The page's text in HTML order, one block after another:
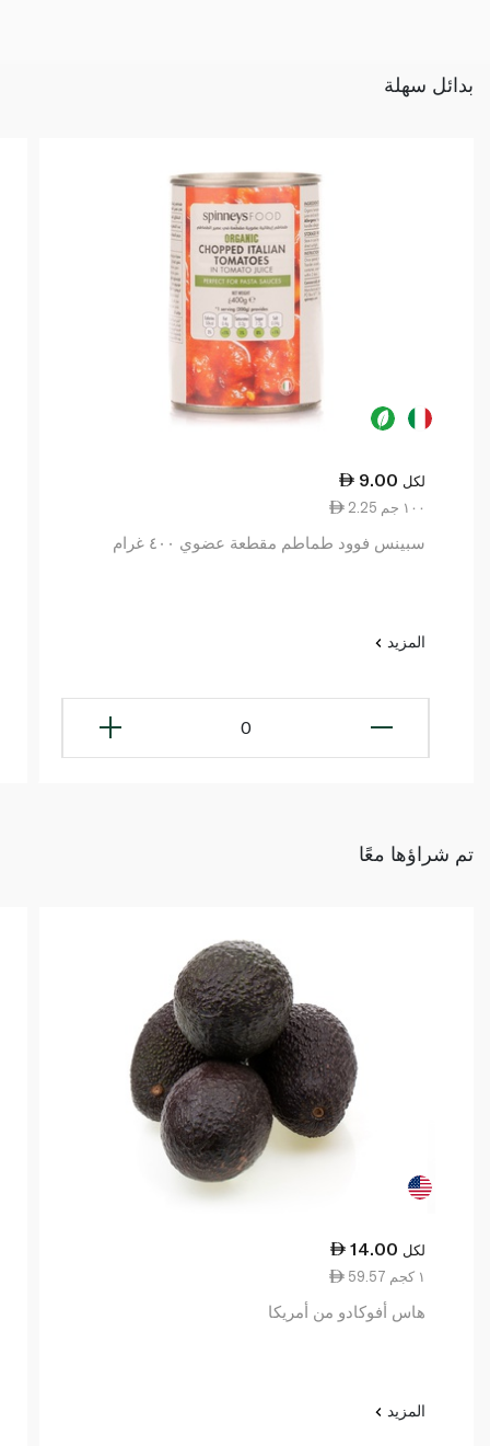
بدائل سهلة
9.00 لكل
2.25 ١٠٠ جم
سبينس فوود طماطم مقطعة عضوي ٤٠٠ غرام
المزيد
0
تم شراؤها معًا
14.00 لكل
59.57 ١ كجم
هاس أفوكادو من أمريكا
المزيد